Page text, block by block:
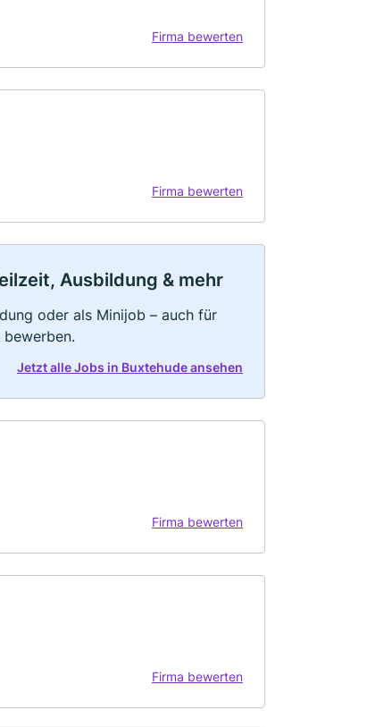
Firma bewerten
Firma bewerten
Ausbildung & mehr
oder als Minijob – auch für
Jetzt alle Jobs in Buxtehude ansehen
Firma bewerten
Firma bewerten